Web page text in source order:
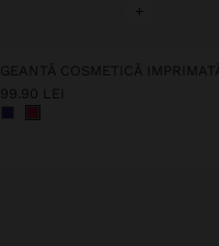
+
99.90 LEI